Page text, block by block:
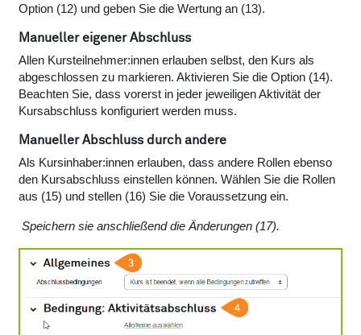
Option (12) und geben Sie die Wertung an (13).
Manueller eigener Abschluss
Allen Kursteilnehmer:innen erlauben selbst, den Kurs als
abgeschlossen zu markieren. Aktivieren Sie die Option (14).
Beachten Sie, dass vorerst in jeder jeweiligen Aktivität der
Kursabschluss konfiguriert werden muss.
Manueller Abschluss durch andere
Als Kursinhaber:innen erlauben, dass andere Rollen ebenso
den Kursabschluss einstellen können. Wählen Sie die Rollen
aus (15) und stellen (16) Sie die Voraussetzung ein.
Speichern sie anschließend die Änderungen (17).